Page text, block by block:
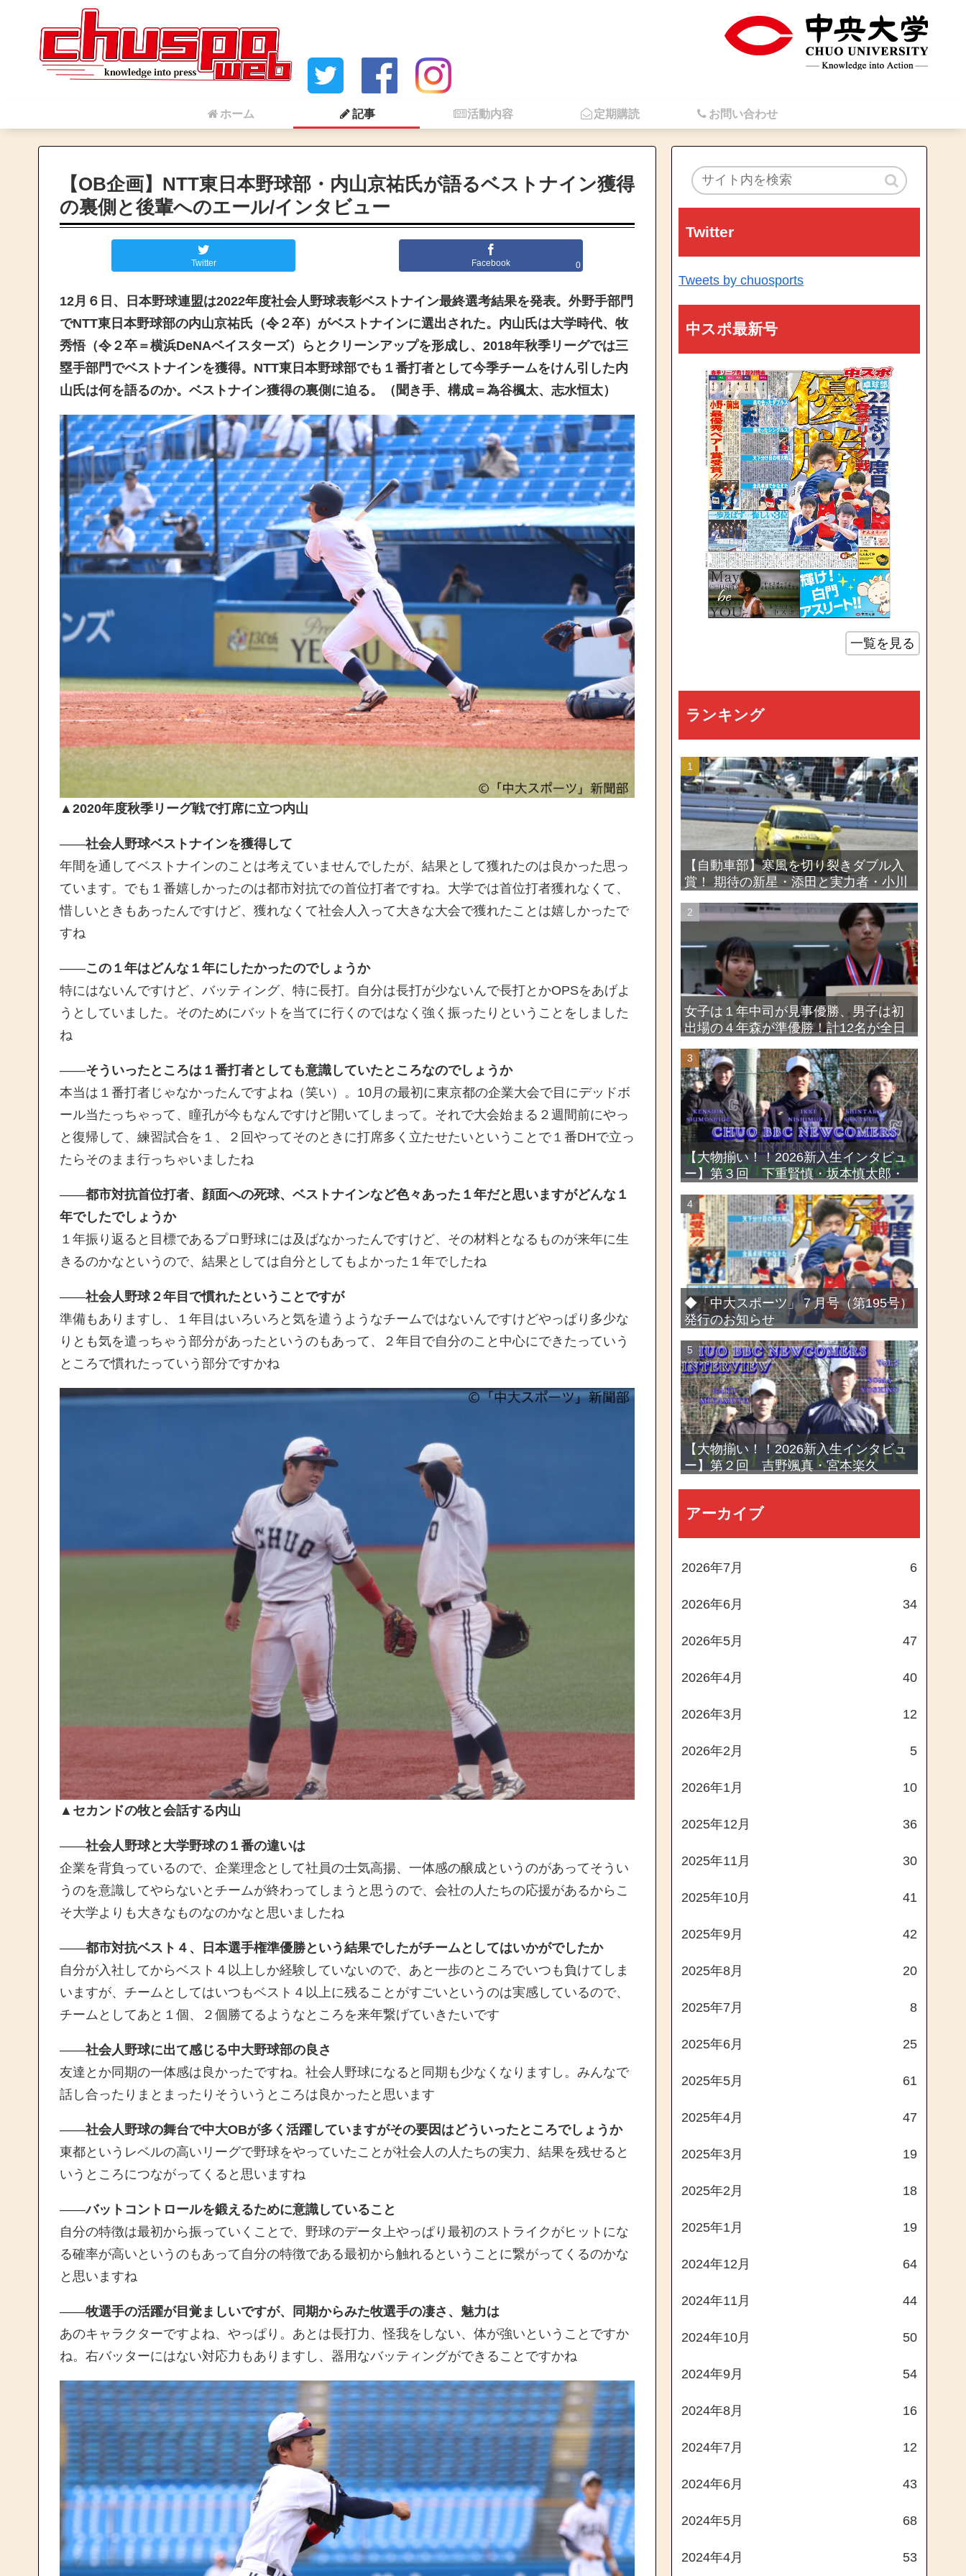
ホーム 記事 活動内容 定期購読 お問い合わせ
【OB企画】NTT東日本野球部・内山京祐氏が語るベストナイン獲得
の裏側と後輩へのエール/インタビュー
Twitter Facebook 0
12月６日、日本野球連盟は2022年度社会人野球表彰ベストナイン最終選考結果を発表。外野手部門
でNTT東日本野球部の内山京祐氏（令２卒）がベストナインに選出された。内山氏は大学時代、牧
秀悟（令２卒＝横浜DeNAベイスターズ）らとクリーンアップを形成し、2018年秋季リーグでは三
塁手部門でベストナインを獲得。NTT東日本野球部でも１番打者として今季チームをけん引した内
山氏は何を語るのか。ベストナイン獲得の裏側に迫る。（聞き手、構成＝為谷楓太、志水恒太）
▲2020年度秋季リーグ戦で打席に立つ内山
——社会人野球ベストナインを獲得して
年間を通してベストナインのことは考えていませんでしたが、結果として獲れたのは良かった思っ
ています。でも１番嬉しかったのは都市対抗での首位打者ですね。大学では首位打者獲れなくて、
惜しいときもあったんですけど、獲れなくて社会人入って大きな大会で獲れたことは嬉しかったで
すね
——この１年はどんな１年にしたかったのでしょうか
特にはないんですけど、バッティング、特に長打。自分は長打が少ないんで長打とかOPSをあげよ
うとしていました。そのためにバットを当てに行くのではなく強く振ったりということをしました
ね
——そういったところは１番打者としても意識していたところなのでしょうか
本当は１番打者じゃなかったんですよね（笑い）。10月の最初に東京都の企業大会で目にデッドボ
ール当たっちゃって、瞳孔が今もなんですけど開いてしまって。それで大会始まる２週間前にやっ
と復帰して、練習試合を１、２回やってそのときに打席多く立たせたいということで１番DHで立っ
たらそのまま行っちゃいましたね
——都市対抗首位打者、顔面への死球、ベストナインなど色々あった１年だと思いますがどんな１
年でしたでしょうか
１年振り返ると目標であるプロ野球には及ばなかったんですけど、その材料となるものが来年に生
きるのかなというので、結果としては自分としてもよかった１年でしたね
——社会人野球２年目で慣れたということですが
準備もありますし、１年目はいろいろと気を遣うようなチームではないんですけどやっぱり多少な
りとも気を遣っちゃう部分があったというのもあって、２年目で自分のこと中心にできたっていう
ところで慣れたっていう部分ですかね
▲セカンドの牧と会話する内山
——社会人野球と大学野球の１番の違いは
企業を背負っているので、企業理念として社員の士気高揚、一体感の醸成というのがあってそうい
うのを意識してやらないとチームが終わってしまうと思うので、会社の人たちの応援があるからこ
そ大学よりも大きなものなのかなと思いましたね
——都市対抗ベスト４、日本選手権準優勝という結果でしたがチームとしてはいかがでしたか
自分が入社してからベスト４以上しか経験していないので、あと一歩のところでいつも負けてしま
いますが、チームとしてはいつもベスト４以上に残ることがすごいというのは実感しているので、
チームとしてあと１個、２個勝てるようなところを来年繋げていきたいです
——社会人野球に出て感じる中大野球部の良さ
友達とか同期の一体感は良かったですね。社会人野球になると同期も少なくなりますし。みんなで
話し合ったりまとまったりそういうところは良かったと思います
——社会人野球の舞台で中大OBが多く活躍していますがその要因はどういったところでしょうか
東都というレベルの高いリーグで野球をやっていたことが社会人の人たちの実力、結果を残せると
いうところにつながってくると思いますね
——バットコントロールを鍛えるために意識していること
自分の特徴は最初から振っていくことで、野球のデータ上やっぱり最初のストライクがヒットにな
る確率が高いというのもあって自分の特徴である最初から触れるということに繋がってくるのかな
と思いますね
——牧選手の活躍が目覚ましいですが、同期からみた牧選手の凄さ、魅力は
あのキャラクターですよね、やっぱり。あとは長打力、怪我をしない、体が強いということですか
ね。右バッターにはない対応力もありますし、器用なバッティングができることですかね
Twitter
Tweets by chuosports
中スポ最新号
一覧を見る
ランキング
【自動車部】寒風を切り裂きダブル入
賞！ 期待の新星・添田と実力者・小川
大会2026
女子は１年中司が見事優勝、男子は初
出場の４年森が準優勝！計12名が全日
剣道選手権大会・第72回関東学生剣道
選手権大会
【大物揃い！！2026新入生インタビュ
ー】第３回 下重賢慎・坂本慎太郎・
◆「中大スポーツ」７月号（第195号）
発行のお知らせ
【大物揃い！！2026新入生インタビュ
ー】第２回 吉野颯真・宮本楽久
アーカイブ
2026年7月 6
2026年6月 34
2026年5月 47
2026年4月 40
2026年3月 12
2026年2月 5
2026年1月 10
2025年12月 36
2025年11月 30
2025年10月 41
2025年9月 42
2025年8月 20
2025年7月 8
2025年6月 25
2025年5月 61
2025年4月 47
2025年3月 19
2025年2月 18
2025年1月 19
2024年12月 64
2024年11月 44
2024年10月 50
2024年9月 54
2024年8月 16
2024年7月 12
2024年6月 43
2024年5月 68
2024年4月 53